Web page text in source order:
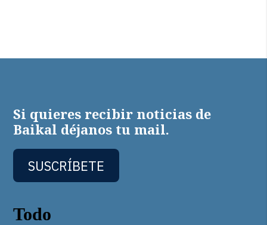
Todo
Si quieres recibir noticias de
Baikal déjanos tu mail.
SUSCRÍBETE